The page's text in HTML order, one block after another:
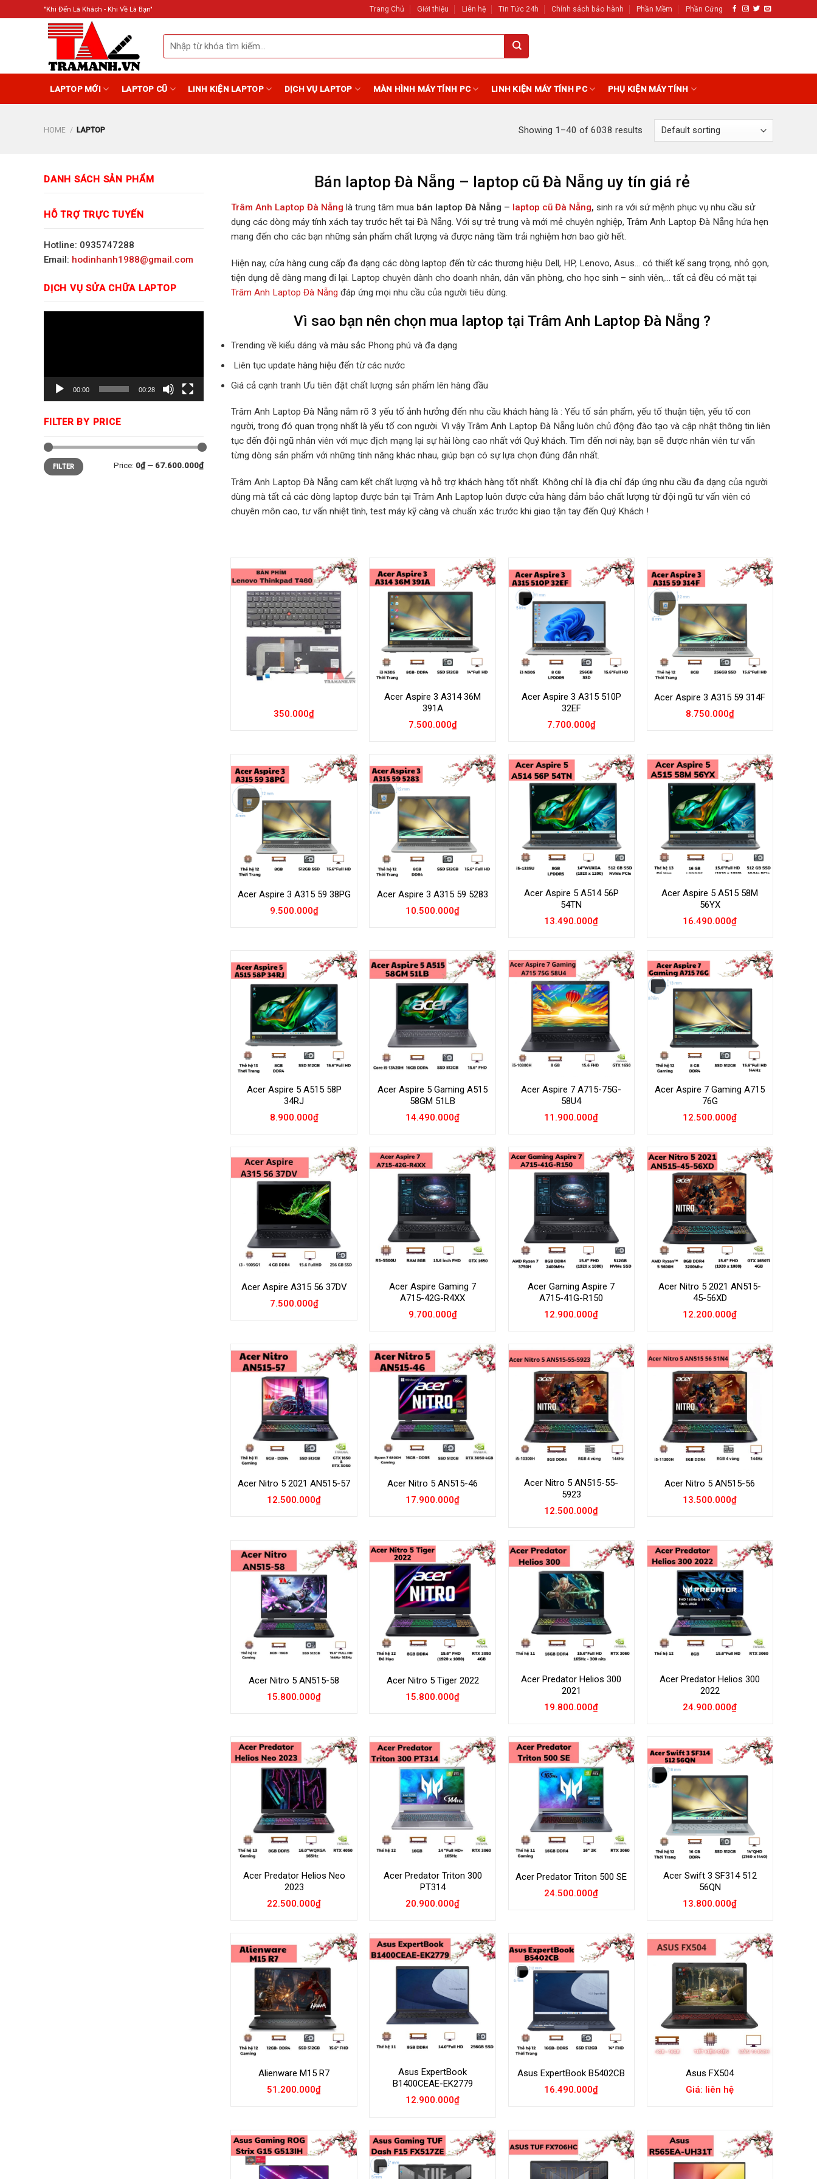
to
"Khi Đến Là Khách - Khi Về Là Bạn" Trang Chủ Giới thiệu Liên hệ Tin Tức 24h Chính sách bảo hành Phần Mềm Phần Cứng
Search
for:
LAPTOP MỚI LAPTOP CŨ LINH KIỆN LAPTOP DỊCH VỤ LAPTOP MÀN HÌNH MÁY TÍNH PC LINH KIỆN MÁY TÍNH PC PHỤ KIỆN MÁY TÍNH
HOME / LAPTOP Showing 1–40 of 6038 results
DANH SÁCH SẢN PHẨM
HỖ TRỢ TRỰC TUYẾN
Hotline: 0935747288
Email: hodinhanh1988@gmail.com
DỊCH VỤ SỬA CHỮA LAPTOP
00:00 00:28
FILTER BY PRICE
FILTER Price: 0₫— 67.600.000₫
Bán laptop Đà Nẵng – laptop cũ Đà Nẵng uy tín giá rẻ
Trâm Anh Laptop Đà Nẵng là trung tâm mua bán laptop Đà Nẵng – laptop cũ Đà Nẵng, sinh ra với sứ mệnh phục vụ nhu cầu sử
dụng các dòng máy tính xách tay trước hết tại Đà Nẵng. Với sự trẻ trung và mới mẻ chuyên nghiệp, Trâm Anh Laptop Đà Nẵng hứa hẹn
mang đến cho các bạn những sản phẩm chất lượng và được nâng tầm trải nghiệm hơn bao giờ hết.
Hiện nay, cửa hàng cung cấp đa dạng các dòng laptop đến từ các thương hiệu Dell, HP, Lenovo, Asus… có thiết kế sang trọng, nhỏ gọn,
tiện dụng dễ dàng mang đi lại. Laptop chuyên dành cho doanh nhân, dân văn phòng, cho học sinh – sinh viên,… tất cả đều có mặt tại
Trâm Anh Laptop Đà Nẵng đáp ứng mọi nhu cầu của người tiêu dùng.
Vì sao bạn nên chọn mua laptop tại Trâm Anh Laptop Đà Nẵng ?
Trending về kiểu dáng và màu sắc Phong phú và đa dạng
Liên tục update hàng hiệu đến từ các nước
Giá cả cạnh tranh Ưu tiên đặt chất lượng sản phẩm lên hàng đầu
Trâm Anh Laptop Đà Nẵng nắm rõ 3 yếu tố ảnh hưởng đến nhu cầu khách hàng là : Yếu tố sản phẩm, yếu tố thuận tiện, yếu tố con
người, trong đó quan trọng nhất là yếu tố con người. Vì vậy Trâm Anh Laptop Đà Nẵng luôn chủ động đào tạo và cập nhật thông tin liên
tục đến đội ngũ nhân viên với mục địch mạng lại sự hài lòng cao nhất với Quý khách. Tìm đến nơi này, bạn sẽ được nhân viên tư vấn
từng dòng sản phẩm với những tính năng khác nhau, giúp bạn có sự lựa chọn đúng đắn nhất.
Trâm Anh Laptop Đà Nẵng cam kết chất lượng và hỗ trợ khách hàng tốt nhất. Không chỉ là địa chỉ đáp ứng nhu cầu đa dạng của người
dùng mà tất cả các dòng laptop được bán tại Trâm Anh Laptop luôn được cửa hàng đảm bảo chất lượng từ đội ngũ tư vấn viên có
chuyên môn cao, tư vấn nhiệt tình, test máy kỹ càng và chuẩn xác trước khi giao tận tay đến Quý Khách !
Add to
Wishlist
350.000₫
Add to
Wishlist
Acer Aspire 3 A314 36M
391A
7.500.000₫
Acer Aspire 3 A315 510P
32EF
7.700.000₫
Acer Aspire 3 A315 59 314F
8.750.000₫
Acer Aspire 3 A315 59 38PG
9.500.000₫
Wishlist
Acer Aspire 3 A315 59 5283
10.500.000₫
Add to
Wishlist
Acer Aspire 5 A514 56P
54TN
13.490.000₫
Add to
Wishlist
Acer Aspire 5 A515 58M
56YX
16.490.000₫
Add to
Wishlist
Acer Aspire 5 A515 58P
34RJ
8.900.000₫
Add to
Wishlist
Acer Aspire 5 Gaming A515
58GM 51LB
14.490.000₫
Add to
Wishlist
Acer Aspire 7 A715-75G-
58U4
11.900.000₫
Wishlist
Acer Aspire 7 Gaming A715
76G
12.500.000₫
Add to
Wishlist
Acer Aspire A315 56 37DV
7.500.000₫
Add to
Wishlist
Acer Aspire Gaming 7
A715-42G-R4XX
9.700.000₫
Add to
Wishlist
Acer Gaming Aspire 7
A715-41G-R150
12.900.000₫
Add to
Wishlist
Acer Nitro 5 2021 AN515-
45-56XD
12.200.000₫
Add to
Wishlist
Acer Nitro 5 2021 AN515-57
12.500.000₫
Add to
Wishlist
Acer Nitro 5 AN515-46
17.900.000₫
Add to
Wishlist
Acer Nitro 5 AN515-55-
5923
12.500.000₫
Add to
Wishlist
Acer Nitro 5 AN515-56
13.500.000₫
Add to
Wishlist
Acer Nitro 5 AN515-58
15.800.000₫
Wishlist
Acer Nitro 5 Tiger 2022
15.800.000₫
Add to
Acer Predator Helios 300
2021
19.800.000₫
Add to
Wishlist
Acer Predator Helios 300
2022
24.900.000₫
Add to
Acer Predator Helios Neo
2023
22.500.000₫
Add to
Wishlist
Acer Predator Triton 300
PT314
20.900.000₫
Add to
Wishlist
Acer Predator Triton 500 SE
24.500.000₫
Wishlist
Acer Swift 3 SF314 512
56QN
13.800.000₫
Add to
Alienware M15 R7
51.200.000₫
Add to
Asus ExpertBook
B1400CEAE-EK2779
12.900.000₫
Wishlist
Asus ExpertBook B5402CB
16.490.000₫
Add to
Wishlist
Asus FX504
Giá: liên hệ
Wishlist
Add to
Add to
Wishlist